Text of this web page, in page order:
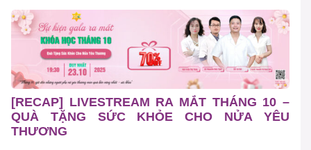
[RECAP] LIVESTREAM RA MẮT THÁNG 10 –
QUÀ TẶNG SỨC KHỎE CHO NỬA YÊU
THƯƠNG